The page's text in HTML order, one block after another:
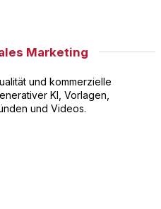
Marketing
und kommerzielle
KI, Vorlagen,
und Videos.